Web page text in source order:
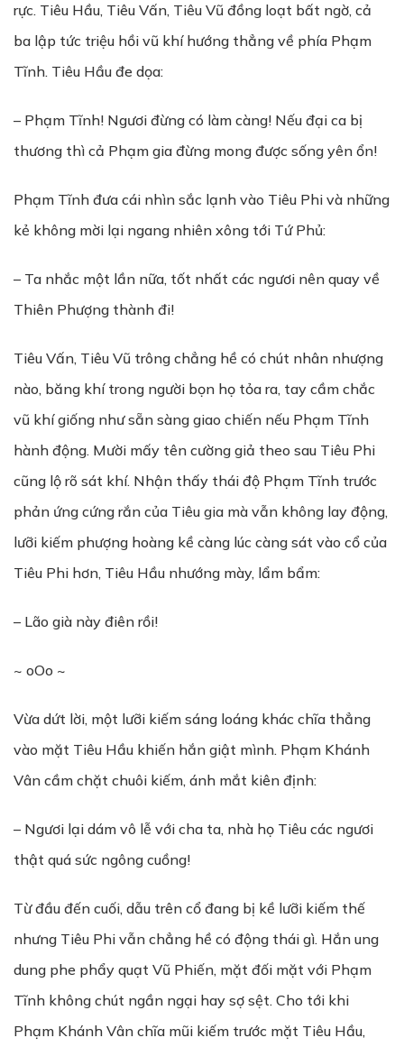
rực. Tiêu Hầu, Tiêu Vấn, Tiêu Vũ đồng loạt bất ngờ, cả
ba lập tức triệu hồi vũ khí hướng thẳng về phía Phạm
Tĩnh. Tiêu Hầu đe dọa:
– Phạm Tĩnh! Ngươi đừng có làm càng! Nếu đại ca bị
thương thì cả Phạm gia đừng mong được sống yên ổn!
Phạm Tĩnh đưa cái nhìn sắc lạnh vào Tiêu Phi và những
kẻ không mời lại ngang nhiên xông tới Tứ Phủ:
– Ta nhắc một lần nữa, tốt nhất các ngươi nên quay về
Thiên Phượng thành đi!
Tiêu Vấn, Tiêu Vũ trông chẳng hề có chút nhân nhượng
nào, băng khí trong người bọn họ tỏa ra, tay cầm chắc
vũ khí giống như sẵn sàng giao chiến nếu Phạm Tĩnh
hành động. Mười mấy tên cường giả theo sau Tiêu Phi
cũng lộ rõ sát khí. Nhận thấy thái độ Phạm Tĩnh trước
phản ứng cứng rắn của Tiêu gia mà vẫn không lay động,
lưỡi kiếm phượng hoàng kề càng lúc càng sát vào cổ của
Tiêu Phi hơn, Tiêu Hầu nhướng mày, lẩm bẩm:
– Lão già này điên rồi!
~ oOo ~
Vừa dứt lời, một lưỡi kiếm sáng loáng khác chĩa thẳng
vào mặt Tiêu Hầu khiến hắn giật mình. Phạm Khánh
Vân cầm chặt chuôi kiếm, ánh mắt kiên định:
– Ngươi lại dám vô lễ với cha ta, nhà họ Tiêu các ngươi
thật quá sức ngông cuồng!
Từ đầu đến cuối, dẫu trên cổ đang bị kề lưỡi kiếm thế
nhưng Tiêu Phi vẫn chẳng hề có động thái gì. Hắn ung
dung phe phẩy quạt Vũ Phiến, mặt đối mặt với Phạm
Tĩnh không chút ngần ngại hay sợ sệt. Cho tới khi
Phạm Khánh Vân chĩa mũi kiếm trước mặt Tiêu Hầu,